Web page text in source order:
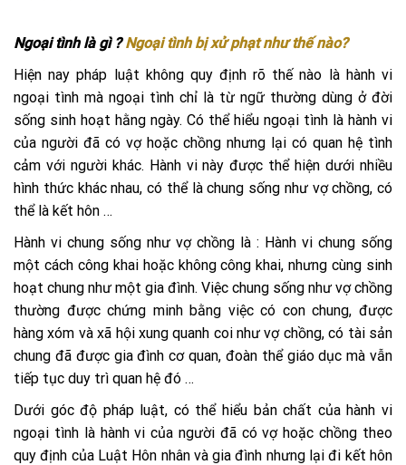
Ngoại tình là gì ?Ngoại tình bị xử phạt như thế nào?
Hiện nay pháp luật không quy định rõ thế nào là hành vi
ngoại tình mà ngoại tình chỉ là từ ngữ thường dùng ở đời
sống sinh hoạt hằng ngày. Có thể hiểu ngoại tình là hành vi
của người đã có vợ hoặc chồng nhưng lại có quan hệ tình
cảm với người khác. Hành vi này được thể hiện dưới nhiều
hình thức khác nhau, có thể là chung sống như vợ chồng, có
thể là kết hôn …
Hành vi chung sống như vợ chồng là : Hành vi chung sống
một cách công khai hoặc không công khai, nhưng cùng sinh
hoạt chung như một gia đình. Việc chung sống như vợ chồng
thường được chứng minh bằng việc có con chung, được
hàng xóm và xã hội xung quanh coi như vợ chồng, có tài sản
chung đã được gia đình cơ quan, đoàn thể giáo dục mà vẫn
tiếp tục duy trì quan hệ đó …
Dưới góc độ pháp luật, có thể hiểu bản chất của hành vi
ngoại tình là hành vi của người đã có vợ hoặc chồng theo
quy định của Luật Hôn nhân và gia đình nhưng lại đi kết hôn